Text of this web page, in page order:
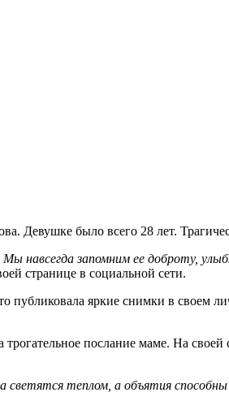
Девушке было всего 28 лет.
навсегда запомним ее доброту,
странице в социальной сети.
яркие снимки в своем
послание маме. На
теплом, а объятия